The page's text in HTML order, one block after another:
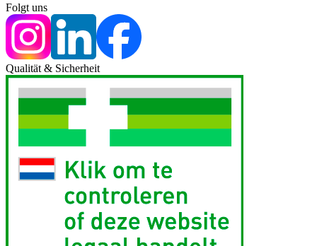
Folgt uns
Qualität & Sicherheit